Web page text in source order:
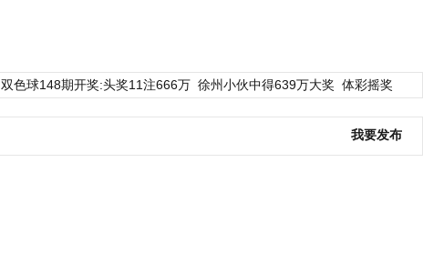
双色球148期开奖:头奖11注666万 徐州小伙中得639万大奖 体彩摇奖
我要发布